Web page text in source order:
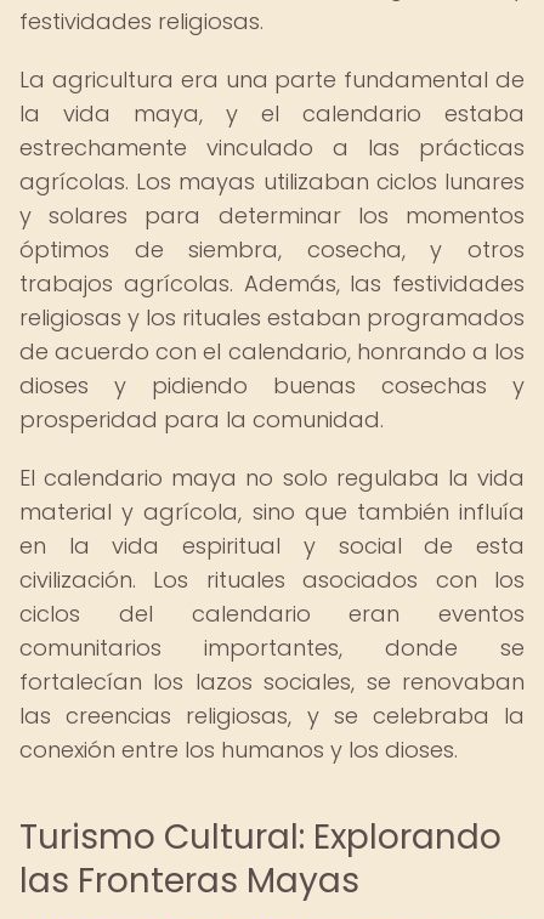
festividades religiosas.
La agricultura era una parte fundamental de
la vida maya, y el calendario estaba
estrechamente vinculado a las prácticas
agrícolas. Los mayas utilizaban ciclos lunares
y solares para determinar los momentos
óptimos de siembra, cosecha, y otros
trabajos agrícolas. Además, las festividades
religiosas y los rituales estaban programados
de acuerdo con el calendario, honrando a los
dioses y pidiendo buenas cosechas y
prosperidad para la comunidad.
El calendario maya no solo regulaba la vida
material y agrícola, sino que también influía
en la vida espiritual y social de esta
civilización. Los rituales asociados con los
ciclos del calendario eran eventos
comunitarios importantes, donde se
fortalecían los lazos sociales, se renovaban
las creencias religiosas, y se celebraba la
conexión entre los humanos y los dioses.
Turismo Cultural: Explorando
las Fronteras Mayas